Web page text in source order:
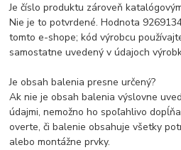
Je číslo produktu zároveň
Nie je to potvrdené. Hodnota
tomto e-shope; kód výrobcu
samostatne uvedený v údajoch
Je obsah balenia presne určený?
Ak nie je obsah balenia výslovne
údajmi, nemožno ho spoľahlivo
overte, či balenie obsahuje všetky
alebo montážne prvky.